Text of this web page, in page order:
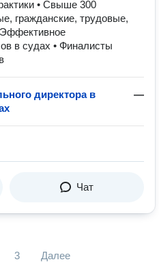
• Свыше 300
гражданские, трудовые,
в судах • Финалисты
директора в
—
Чат
3 Далее